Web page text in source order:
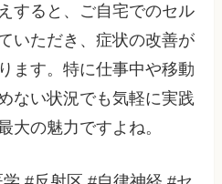
すると、ご自宅でのセル
いただき、症状の改善が
ます。特に仕事中や移動
ない状況でも気軽に実践
大の魅力ですよね。